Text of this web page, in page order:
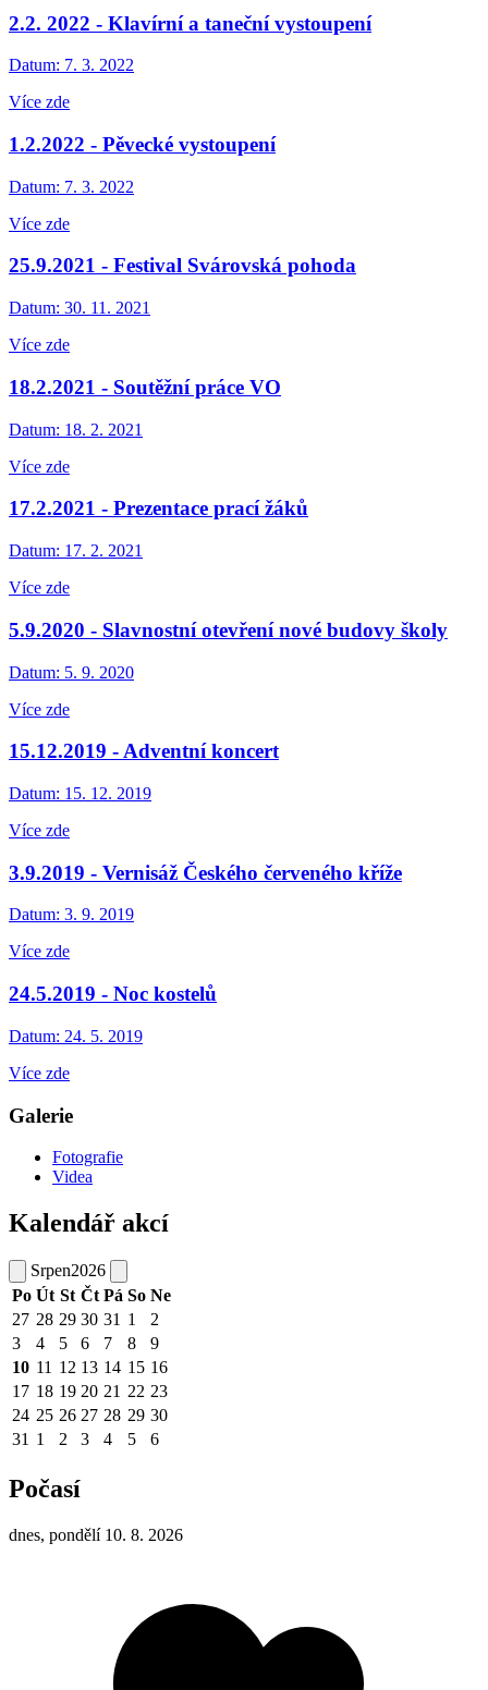
2.2. 2022 - Klavírní a taneční vystoupení
Datum: 7. 3. 2022
Více zde
1.2.2022 - Pěvecké vystoupení
Datum: 7. 3. 2022
Více zde
25.9.2021 - Festival Svárovská pohoda
Datum: 30. 11. 2021
Více zde
18.2.2021 - Soutěžní práce VO
Datum: 18. 2. 2021
Více zde
17.2.2021 - Prezentace prací žáků
Datum: 17. 2. 2021
Více zde
5.9.2020 - Slavnostní otevření nové budovy školy
Datum: 5. 9. 2020
Více zde
15.12.2019 - Adventní koncert
Datum: 15. 12. 2019
Více zde
3.9.2019 - Vernisáž Českého červeného kříže
Datum: 3. 9. 2019
Více zde
24.5.2019 - Noc kostelů
Datum: 24. 5. 2019
Více zde
Galerie
Fotografie
Videa
Kalendář akcí
Srpen2026
Po Út St Čt Pá So Ne
27 28 29 30 31 1
2
3
4 5 6 7 8
9
10 11 12 13 14 15 16
17 18 19 20 21 22 23
24 25 26 27 28 29 30
31 1 2 3 4 5 6
Počasí
dnes, pondělí 10. 8. 2026